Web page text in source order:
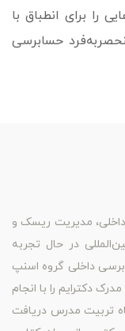
را برای انطباق با
حسابرسی
داخلی، مدیریت ریسک و
در حال تجربه
داخلی گروه اسنپ
دکترایم را با انجام
تربیت مدرس دریافت